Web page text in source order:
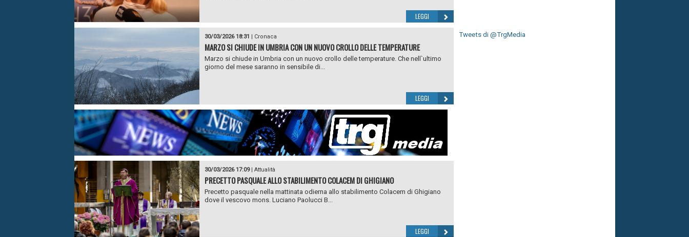
LEGGI
30/03/2026 18:31 Cronaca
MARZO SI CHIUDE IN UMBRIA CON UN NUOVO CROLLO DELLE TEMPERATURE
Marzo si chiude in Umbria con un nuovo crollo delle temperature. Che nell`ultimo
giorno del mese saranno in sensibile di...
LEGGI
30/03/2026 17:09| Attualità
PRECETTO PASQUALE ALLO STABILIMENTO COLACEM DI GHIGIANO
Precetto pasquale nella mattinata odierna allo stabilimento Colacem di Ghigiano
dove il vescovo mons. Luciano Paolucci B...
LEGGI
Tweets di @TrgMedia